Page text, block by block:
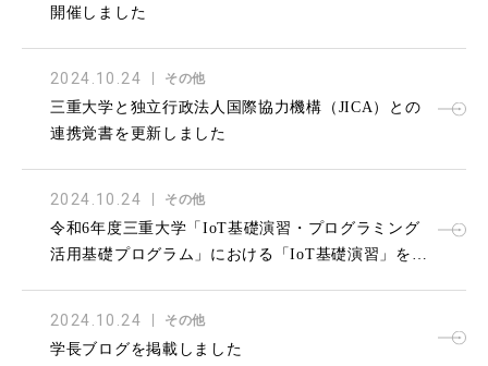
開催しました
2024.10.24 その他
三重大学と独立行政法人国際協力機構（JICA）との
連携覚書を更新しました
2024.10.24 その他
令和6年度三重大学「IoT基礎演習・プログラミング
活用基礎プログラム」における「IoT基礎演習」を実
2024.10.24 その他
学長ブログを掲載しました